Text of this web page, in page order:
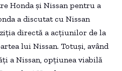
Honda și Nissan pentru a
a discutat cu Nissan
directă a acțiunilor de la
lui Nissan. Totuși, având
a Nissan, opțiunea viabilă